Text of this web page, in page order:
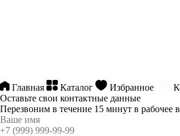
Главная Каталог Избранное
Оставьте свои контактные данные
Перезвоним в течение 15 минут в рабочее